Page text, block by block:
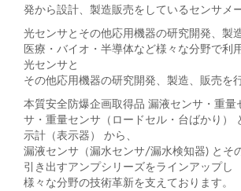
発から設計、製造販売をしているセンサメ
光センサとその他応用機器の研究開発、製
医療・バイオ・半導体など様々な分野で利
光センサと
その他応用機器の研究開発、製造、販売を
本質安全防爆企画取得品 漏液センサ・重量
サ・重量センサ（ロードセル・台ばかり）
示計（表示器） から、
漏液センサ（漏水センサ/漏水検知器) とそ
引き出すアンプシリーズをラインアップし
様々な分野の技術革新を支えております。